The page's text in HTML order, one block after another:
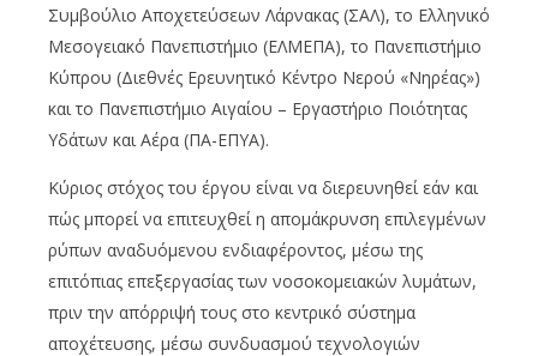
Συμβούλιο Αποχετεύσεων Λάρνακας (ΣΑΛ), το Ελληνικό
Μεσογειακό Πανεπιστήμιο (ΕΛΜΕΠΑ), το Πανεπιστήμιο
Κύπρου (Διεθνές Ερευνητικό Κέντρο Νερού «Νηρέας»)
και το Πανεπιστήμιο Αιγαίου – Εργαστήριο Ποιότητας
Υδάτων και Αέρα (ΠΑ-ΕΠΥΑ).
Κύριος στόχος του έργου είναι να διερευνηθεί εάν και
πώς μπορεί να επιτευχθεί η απομάκρυνση επιλεγμένων
ρύπων αναδυόμενου ενδιαφέροντος, μέσω της
επιτόπιας επεξεργασίας των νοσοκομειακών λυμάτων,
πριν την απόρριψή τους στο κεντρικό σύστημα
αποχέτευσης, μέσω συνδυασμού τεχνολογιών